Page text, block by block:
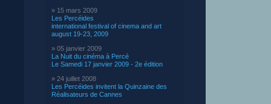
» 15 mars 2009
Les Percéides
international festival of cinema and art
august 19-23, 2009
» 05 janvier 2009
La Nuit du cinéma à Percé
Le Samedi 17 janvier 2009 - 2e édition
» 24 juillet 2008
Les Percéides invitent la Quinzaine des
Réalisateurs de Cannes